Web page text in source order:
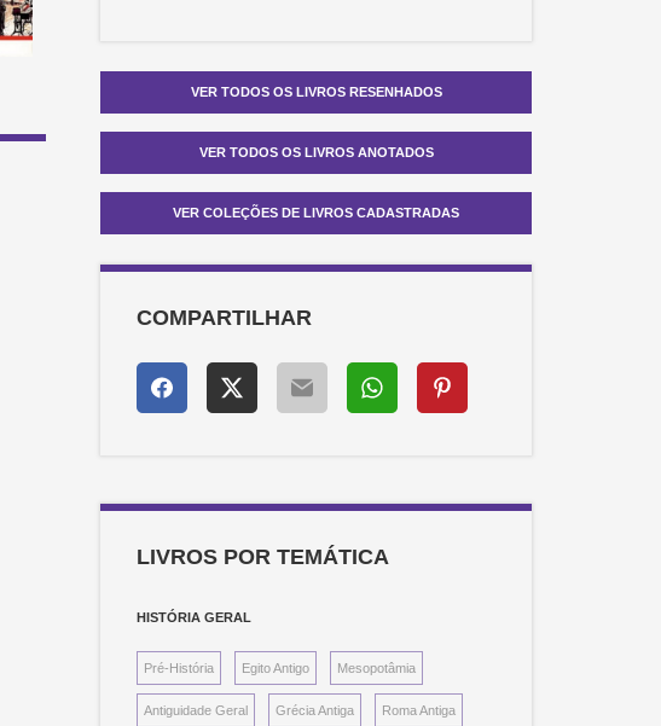
VER TODOS OS LIVROS RESENHADOS
VER TODOS OS LIVROS ANOTADOS
VER COLEÇÕES DE LIVROS CADASTRADAS
COMPARTILHAR
LIVROS POR TEMÁTICA
HISTÓRIA GERAL
Pré-História Egito Antigo Mesopotâmia
Antiguidade Geral Grécia Antiga Roma Antiga